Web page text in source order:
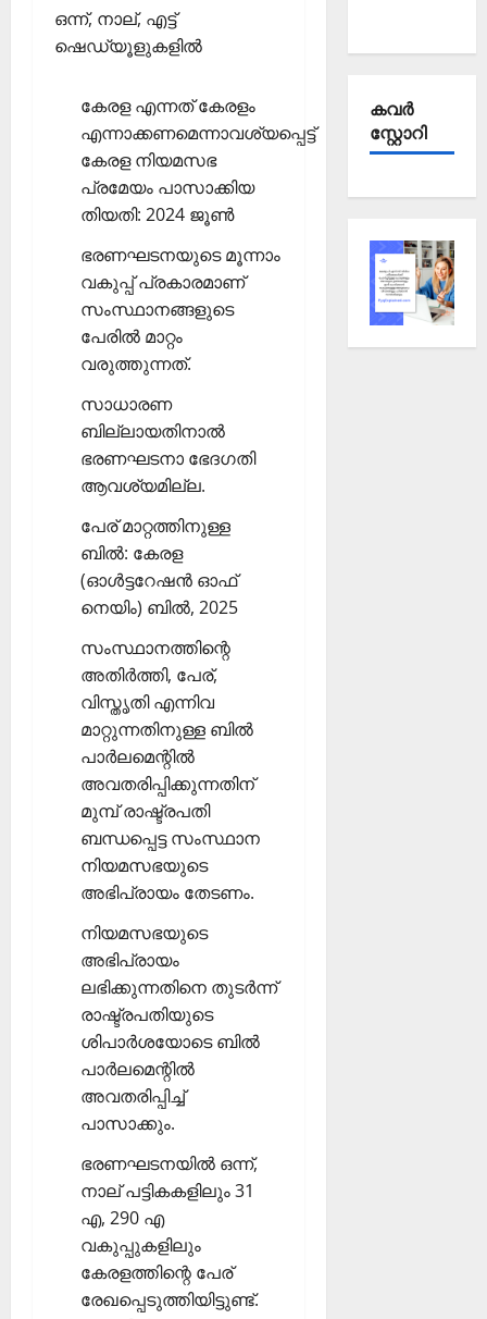
ഒന്ന്, നാല്, എട്ട്‌
ഷെഡ്യൂളുകളില്‍
കേരള എന്നത് കേരളം
എന്നാക്കണമെന്നാവശ്യപ്പെട്ട്
കേരള നിയമസഭ
പ്രമേയം പാസാക്കിയ
തിയതി: 2024 ജൂണ്‍
ഭരണഘടനയുടെ മൂന്നാം
വകുപ്പ് പ്രകാരമാണ്
സംസ്ഥാനങ്ങളുടെ
പേരില്‍ മാറ്റം
വരുത്തുന്നത്.
സാധാരണ
ബില്ലായതിനാല്‍
ഭരണഘടനാ ഭേദഗതി
ആവശ്യമില്ല.
പേര് മാറ്റത്തിനുള്ള
ബില്‍: കേരള
(ഓള്‍ട്ടറേഷന്‍ ഓഫ്
നെയിം) ബില്‍, 2025
സംസ്ഥാനത്തിന്റെ
അതിര്‍ത്തി, പേര്,
വിസ്തൃതി എന്നിവ
മാറ്റുന്നതിനുള്ള ബില്‍
പാര്‍ലമെന്റില്‍
അവതരിപ്പിക്കുന്നതിന്
മുമ്പ് രാഷ്ട്രപതി
ബന്ധപ്പെട്ട സംസ്ഥാന
നിയമസഭയുടെ
അഭിപ്രായം തേടണം.
നിയമസഭയുടെ
അഭിപ്രായം
ലഭിക്കുന്നതിനെ തുടര്‍ന്ന്
രാഷ്ട്രപതിയുടെ
ശിപാര്‍ശയോടെ ബില്‍
പാര്‍ലമെന്റില്‍
അവതരിപ്പിച്ച്
പാസാക്കും.
ഭരണഘടനയില്‍ ഒന്ന്,
നാല് പട്ടികകളിലും 31
എ, 290 എ
വകുപ്പുകളിലും
കേരളത്തിന്റെ പേര്
രേഖപ്പെടുത്തിയിട്ടുണ്ട്.
കവര്‍
സ്റ്റോറി